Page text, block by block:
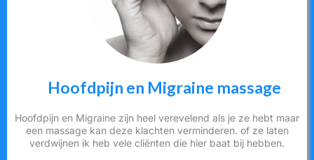
Hoofdpijn en Migraine massage
Hoofdpijn en Migraine zijn heel verevelend als je ze hebt maar
een massage kan deze klachten verminderen. of ze laten
verdwijnen ik heb vele cliënten die hier baat bij hebben.